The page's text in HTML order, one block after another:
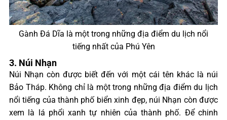
Gành Đá Dĩa là một trong những địa điểm du lịch nổi
tiếng nhất của Phú Yên
3. Núi Nhạn
Núi Nhạn còn được biết đến với một cái tên khác là núi
Bảo Tháp. Không chỉ là một trong những địa điểm du lịch
nổi tiếng của thành phố biển xinh đẹp, núi Nhạn còn được
xem là lá phổi xanh tự nhiên của thành phố. Để chinh